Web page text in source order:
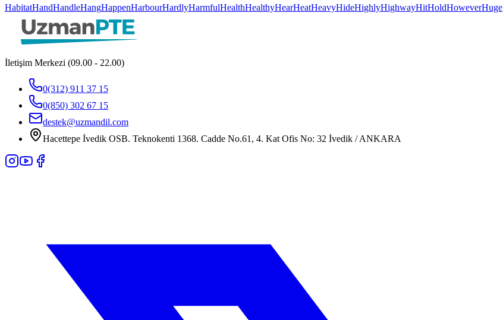
HabitatHandHandleHangHappenHarbourHardlyHarmfulHealthHealthyHearHeatHeavyHideHighlyHighwayHitHoldHoweverHuge
İletişim Merkezi (09.00 - 22.00)
0(312) 911 37 15
0(850) 302 67 15
destek@uzmandil.com
Hacettepe İvedik OSB. Teknokenti 1368. Cadde No.61, 4. Kat Ofis No: 32 İvedik / ANKARA